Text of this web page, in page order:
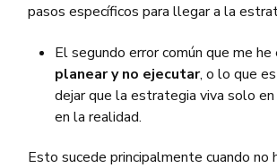
pasos específicos para llegar a la
El segundo error común que me
planear y no ejecutar, o lo que
dejar que la estrategia viva solo
en la realidad.
Esto sucede principalmente cuando no